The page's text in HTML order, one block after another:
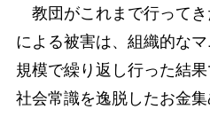
教団がこれまで行って
による被害は、組織的な
規模で繰り返し行った結
社会常識を逸脱したお金